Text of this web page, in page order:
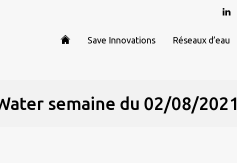
Save Innovations Réseaux d’eau
semaine du 02/08/2021